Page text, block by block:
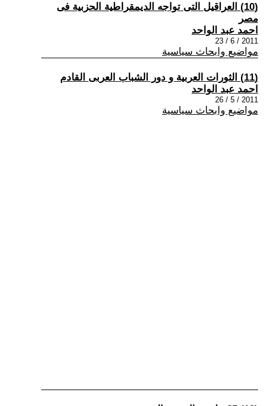
(10) العراقيل التى تواجه الديمقراطية الحزبية فى
مصر
احمد عبد الواحد
2011 / 6 / 23
مواضيع وابحاث سياسية
(11) الثورات العربية و دور الشباب العربى القادم
احمد عبد الواحد
2011 / 5 / 26
مواضيع وابحاث سياسية